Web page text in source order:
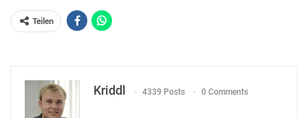
Teilen
Kriddl 4339 Posts 0 Comments